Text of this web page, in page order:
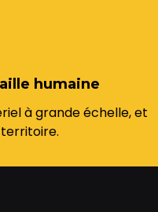
humaine
à grande échelle, et